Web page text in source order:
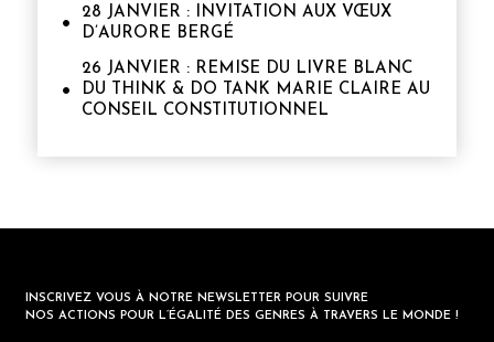
28 JANVIER : INVITATION AUX VŒUX
D’AURORE BERGÉ
26 JANVIER : REMISE DU LIVRE BLANC
DU THINK & DO TANK MARIE CLAIRE AU
CONSEIL CONSTITUTIONNEL
INSCRIVEZ VOUS À NOTRE NEWSLETTER POUR SUIVRE
NOS ACTIONS POUR L’ÉGALITÉ DES GENRES À TRAVERS LE MONDE !